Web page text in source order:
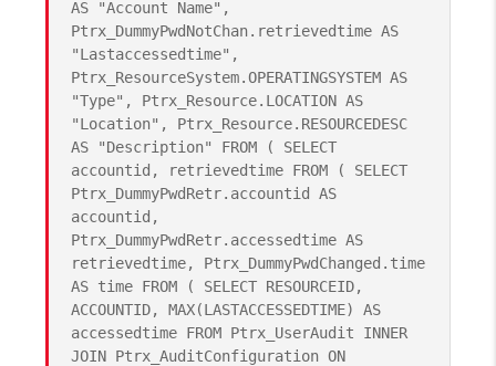
AS "Account Name",
Ptrx_DummyPwdNotChan.retrievedtime AS
"Lastaccessedtime",
Ptrx_ResourceSystem.OPERATINGSYSTEM AS
"Type", Ptrx_Resource.LOCATION AS
"Location", Ptrx_Resource.RESOURCEDESC
AS "Description" FROM ( SELECT
accountid, retrievedtime FROM ( SELECT
Ptrx_DummyPwdRetr.accountid AS
accountid,
Ptrx_DummyPwdRetr.accessedtime AS
retrievedtime, Ptrx_DummyPwdChanged.time
AS time FROM ( SELECT RESOURCEID,
ACCOUNTID, MAX(LASTACCESSEDTIME) AS
accessedtime FROM Ptrx_UserAudit INNER
JOIN Ptrx_AuditConfiguration ON